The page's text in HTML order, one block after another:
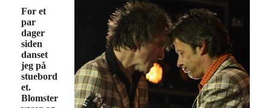
For et
par
dager
siden
danset
jeg på
stuebord
et.
Blomster